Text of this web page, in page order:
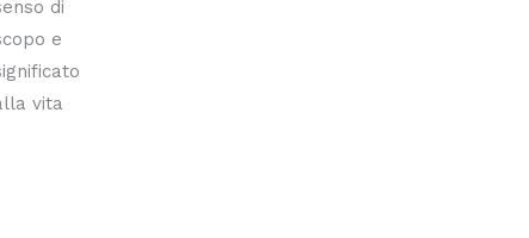
di
e
vita